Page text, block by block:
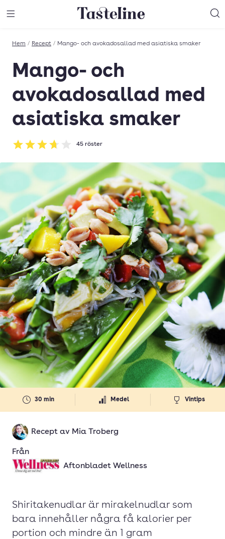
Till Tastelines startsida
Hem / Recept / Mango- och avokadosallad med asiatiska smaker
Mango- och
avokadosallad med
asiatiska smaker
Betyg: 3.71 av 5
45 röster
30 min Medel Vintips
Recept av Mia Troberg
Från
Aftonbladet Wellness
Shiritakenudlar är mirakelnudlar som
bara innehåller några få kalorier per
portion och mindre än 1 gram